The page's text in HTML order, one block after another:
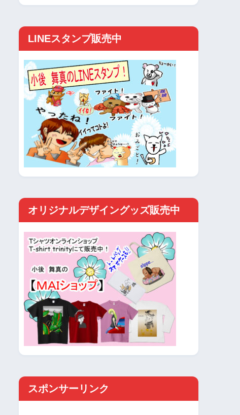
LINEスタンプ販売中
オリジナルデザイングッズ販売中
スポンサーリンク